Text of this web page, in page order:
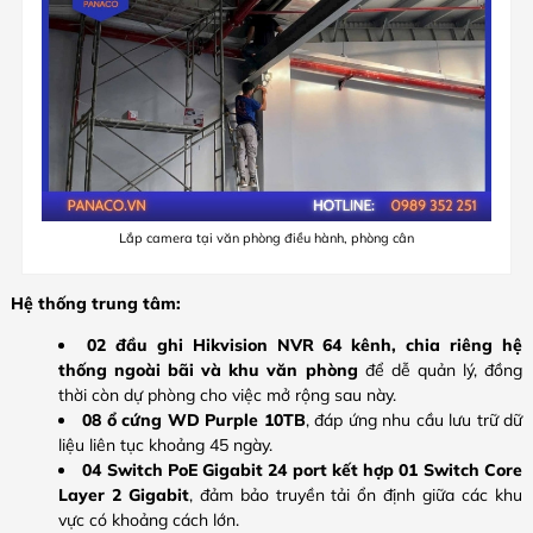
Lắp camera tại văn phòng điều hành, phòng cân
Hệ thống trung tâm:
02 đầu ghi Hikvision NVR 64 kênh, chia riêng hệ
thống ngoài bãi và khu văn phòng để dễ quản lý, đồng
thời còn dự phòng cho việc mở rộng sau này.
08 ổ cứng WD Purple 10TB, đáp ứng nhu cầu lưu trữ dữ
liệu liên tục khoảng 45 ngày.
04 Switch PoE Gigabit 24 port kết hợp 01 Switch Core
Layer 2 Gigabit, đảm bảo truyền tải ổn định giữa các khu
vực có khoảng cách lớn.